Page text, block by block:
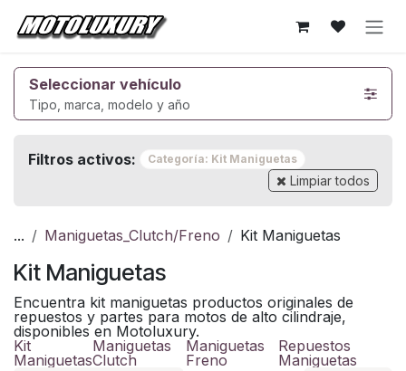
Ir al contenido
Seleccionar vehículo
Tipo, marca, modelo y año
Filtros activos: Categoría: Kit Maniguetas
Limpiar todos
... Maniguetas_Clutch/Freno Kit Maniguetas
Kit Maniguetas
Encuentra kit maniguetas productos originales de
repuestos y partes para motos de alto cilindraje,
disponibles en Motoluxury.
Kit
Maniguetas
Maniguetas
Clutch
Maniguetas
Freno
Repuestos
Maniguetas